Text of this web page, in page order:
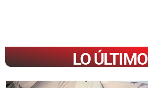
LO ÚLTIMO